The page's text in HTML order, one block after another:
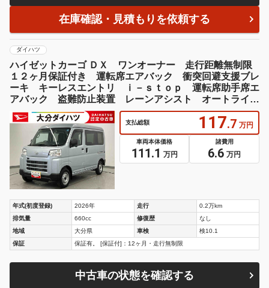
在庫確認・見積もりを依頼する
ダイハツ
ハイゼットカーゴ ＤＸ ワンオーナー 走行距離無制限
１２ヶ月保証付き 運転席エアバック 衝突回避支援ブレ
ーキ キーレスエントリ ｉ－ｓｔｏｐ 運転席助手席エ
アバック 盗難防止装置 レーンアシスト オートライ
ト オートマチックハイビーム
支払総額 117.7 万円
車両本体価格
111.1 万円
諸費用
6.6 万円
年式(初度登録) 2026年 走行
0.2万km
排気量
660cc 修復歴
なし
地域
大分県 車検
検10.1
保証
保証有。 [保証付]：12ヶ月・走行無制限
中古車の状態を確認する